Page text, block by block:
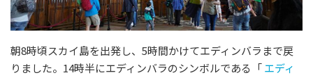
朝8時頃スカイ島を出発し、5時間かけてエディンバラまで戻
りました。14時半にエディンバラのシンボルである「エディ